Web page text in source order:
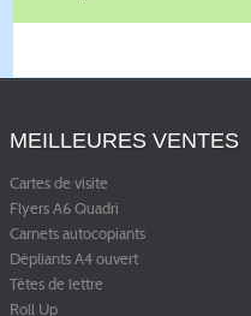
MEILLEURES VENTES
Cartes de visite
Flyers A6 Quadri
Carnets autocopiants
Dépliants A4 ouvert
Têtes de lettre
Roll Up